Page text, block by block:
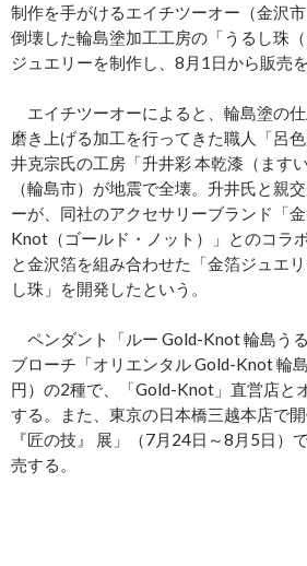
制作を手がけるエイチツーオー（金沢
倒壊した輪島塗加工工房の「うるし珠
ジュエリーを制作し、8月1日から販売を
エイチツーオーによると、輪島塗の
磨き上げる加工を行ってきた職人「呂
井克宗氏の工房「升井彩 本乾漆（ます
（輪島市）が地震で全壊。升井氏と親
ーが、同社のアクセサリーブランド「
Knot（ゴールド・ノット）」とのコラ
と金沢箔を組み合わせた「金箔ジュエ
し珠」を開発したという。
ペンダント「ルー Gold-Knot 輪島う
ブローチ「オリエンタル Gold-Knot 輪
円）の2種で、「Gold-Knot」直営店と
する。また、東京の日本橋三越本店で
『匠の技』 展」（7月24日～8月5日）
売する。